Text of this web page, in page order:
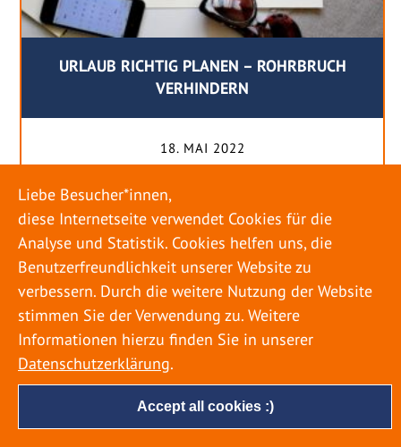
URLAUB RICHTIG PLANEN – ROHRBRUCH
VERHINDERN
18. MAI 2022
genießen ihren Urlaub. Dabei zieht es die Einen
weiter weg, die Anderen bleiben dann doch
lieber in der Heimat. Wenn Sie für eine längere
Zeit wegfahren möchten, gibt es einige Dinge zu
beachten, damit nicht anschließend eine böse
Überraschung auf Sie wartet. Um einen
möglichst entspannten Urlaub zu […]
Accept all cookies :)
Liebe Besucher*innen,
diese Internetseite verwendet Cookies für die
Analyse und Statistik. Cookies helfen uns, die
Benutzerfreundlichkeit unserer Website zu
verbessern. Durch die weitere Nutzung der Website
stimmen Sie der Verwendung zu. Weitere
Informationen hierzu finden Sie in unserer
Datenschutzerklärung.